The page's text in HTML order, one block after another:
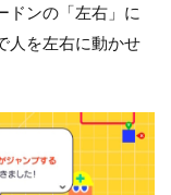
ドンの「左右」に
人を左右に動かせ